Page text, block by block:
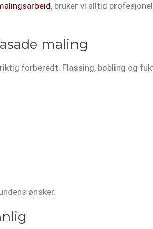
, bruker vi alltid
maling
forberedt. Flassing, bobling og
ønsker.